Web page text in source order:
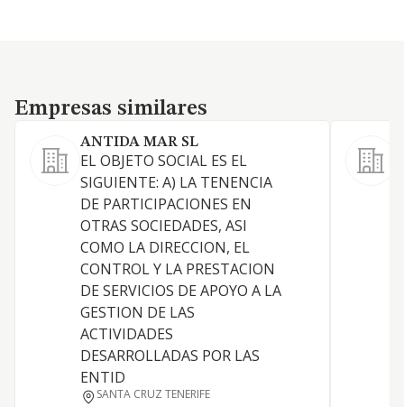
Empresas similares
Empresas similares
ANTIDA MAR SL
EL OBJETO SOCIAL ES EL
SIGUIENTE: A) LA TENENCIA
DE PARTICIPACIONES EN
OTRAS SOCIEDADES, ASI
COMO LA DIRECCION, EL
CONTROL Y LA PRESTACION
DE SERVICIOS DE APOYO A LA
GESTION DE LAS
ACTIVIDADES
DESARROLLADAS POR LAS
ENTID
SANTA CRUZ TENERIFE